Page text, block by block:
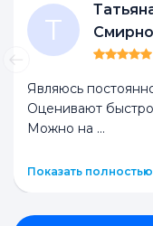
Т
Являюсь
Оценивают быстро
Можно на ...
Показать полностью